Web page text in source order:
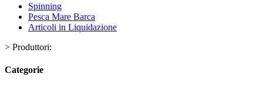
Spinning
Pesca Mare Barca
Articoli in Liquidazione
> Produttori:
Categorie